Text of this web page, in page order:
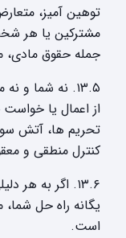
توهین آمیز،
مشترکین یا هر
جمله حقوق مادی،
۱۳.۵. نه شما و
از اعمال یا
تحریم ها، آتش
کنترل منطقی و
۱۳.۶. اگر به
یگانه راه حل
است.